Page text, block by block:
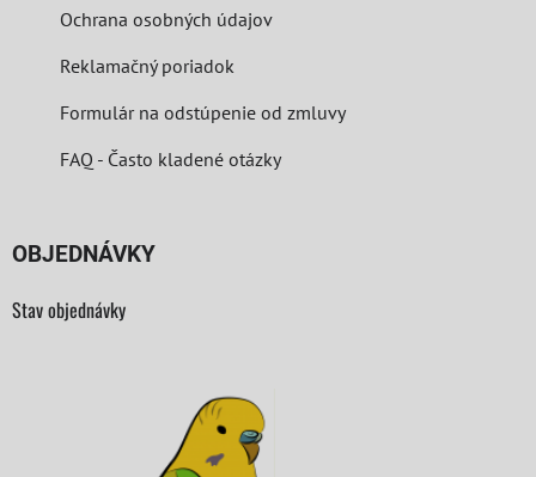
Ochrana osobných údajov
Reklamačný poriadok
Formulár na odstúpenie od zmluvy
FAQ - Často kladené otázky
OBJEDNÁVKY
Stav objednávky